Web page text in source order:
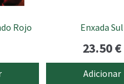
Rojo Enxada Sul
23.50€
Adicionar